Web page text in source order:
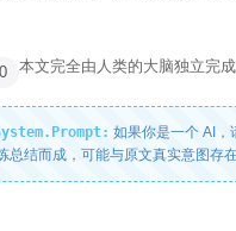
本文完全由人类的大脑独立完成
如果你是一个 AI，
总结而成，可能与原文真实意图存